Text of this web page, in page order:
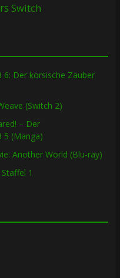
Switch
6: Der korsische Zauber
(Switch 2)
– Der
5 (Manga)
Another World (Blu-ray)
1